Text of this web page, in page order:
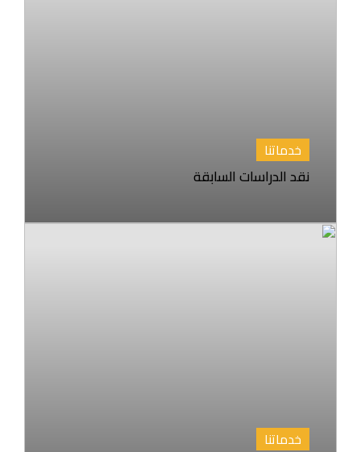
خدماتنا
نقد الدراسات السابقة
خدماتنا